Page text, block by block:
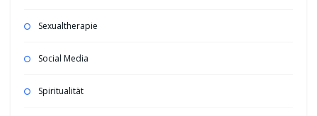
Sexualtherapie
Social Media
Spiritualität